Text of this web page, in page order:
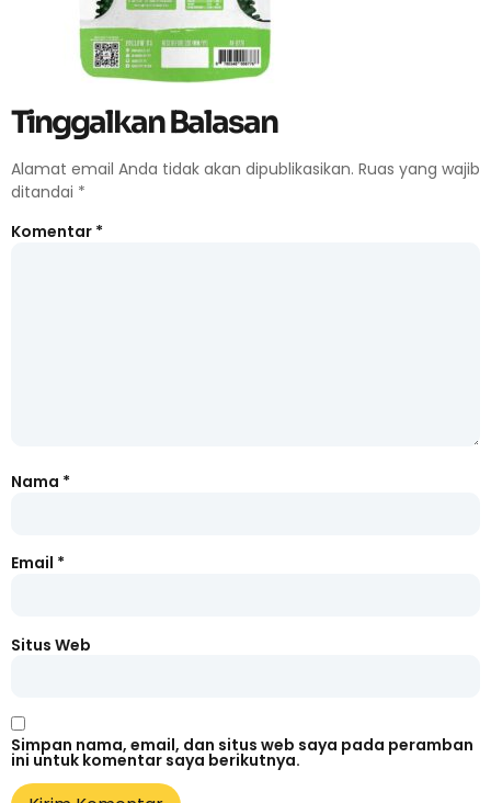
Tinggalkan Balasan
Alamat email Anda tidak akan dipublikasikan. Ruas yang wajib
ditandai *
Komentar *
Nama *
Email *
Situs Web
Simpan nama, email, dan situs web saya pada peramban
ini untuk komentar saya berikutnya.